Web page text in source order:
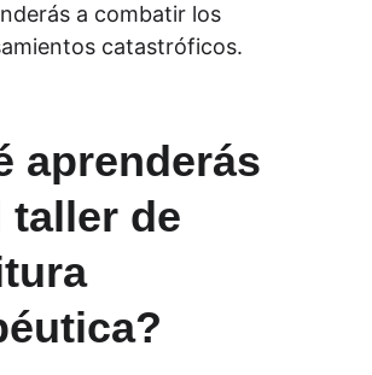
a combatir los
catastróficos.
aprenderás
taller de